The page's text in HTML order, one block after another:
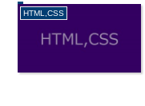
HTML,CSS